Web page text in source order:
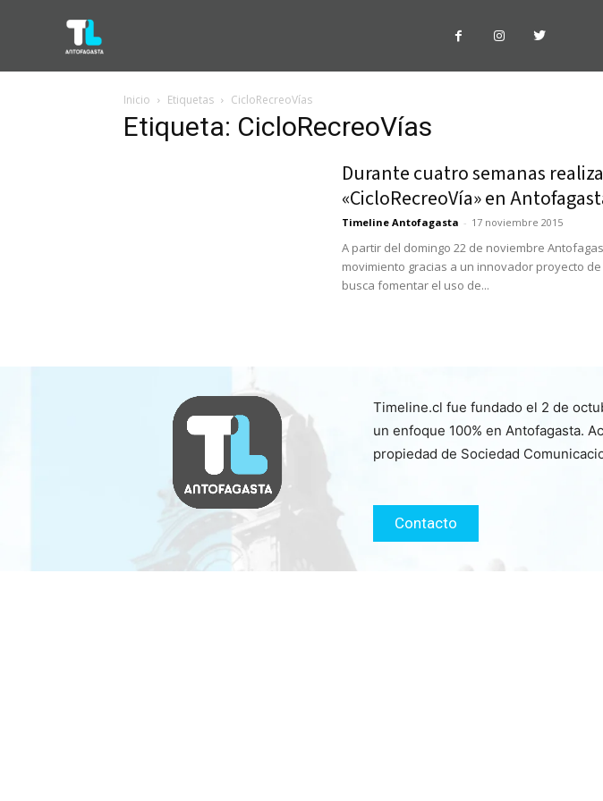
Inicio Etiquetas CicloRecreoVías
Etiqueta: CicloRecreoVías
Durante cuatro semanas
«CicloRecreoVía» en
Timeline Antofagasta - 17 noviembre 2015
A partir del domingo 22 de noviembre
movimiento gracias a un innovador proyecto de
busca fomentar el uso de...
Timeline.cl fue fundado el 2 de
un enfoque 100% en Antofagasta.
propiedad de Sociedad
Contacto